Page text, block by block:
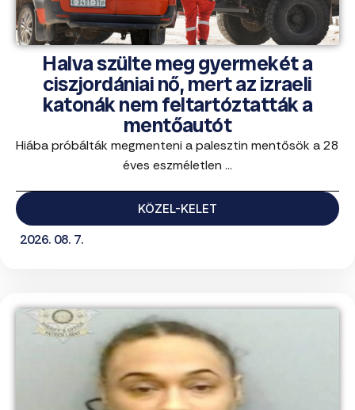
Halva szülte meg gyermekét a
ciszjordániai nő, mert az izraeli
katonák nem feltartóztatták a
mentőautót
Hiába próbálták megmenteni a palesztin mentősök a 28
éves eszméletlen ...
KÖZEL-KELET
2026. 08. 7.